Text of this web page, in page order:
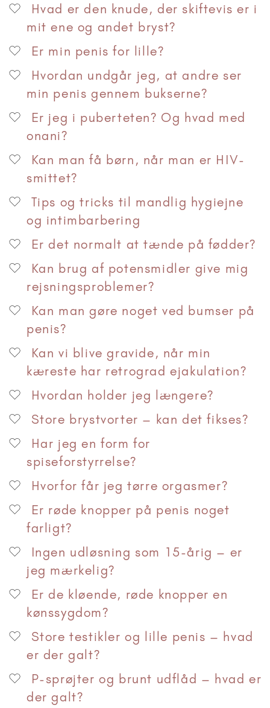
Hvad er den knude, der skiftevis er i
mit ene og andet bryst?
Er min penis for lille?
Hvordan undgår jeg, at andre ser
min penis gennem bukserne?
Er jeg i puberteten? Og hvad med
onani?
Kan man få børn, når man er HIV-
smittet?
Tips og tricks til mandlig hygiejne
og intimbarbering
Er det normalt at tænde på fødder?
Kan brug af potensmidler give mig
rejsningsproblemer?
Kan man gøre noget ved bumser på
penis?
Kan vi blive gravide, når min
kæreste har retrograd ejakulation?
Hvordan holder jeg længere?
Store brystvorter – kan det fikses?
Har jeg en form for
spiseforstyrrelse?
Hvorfor får jeg tørre orgasmer?
Er røde knopper på penis noget
farligt?
Ingen udløsning som 15-årig – er
jeg mærkelig?
Er de kløende, røde knopper en
kønssygdom?
Store testikler og lille penis – hvad
er der galt?
P-sprøjter og brunt udflåd – hvad er
der galt?